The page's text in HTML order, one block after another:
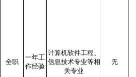
全职
一年工
作经验
计算机软件工程、
信息技术专业等相
关专业
无